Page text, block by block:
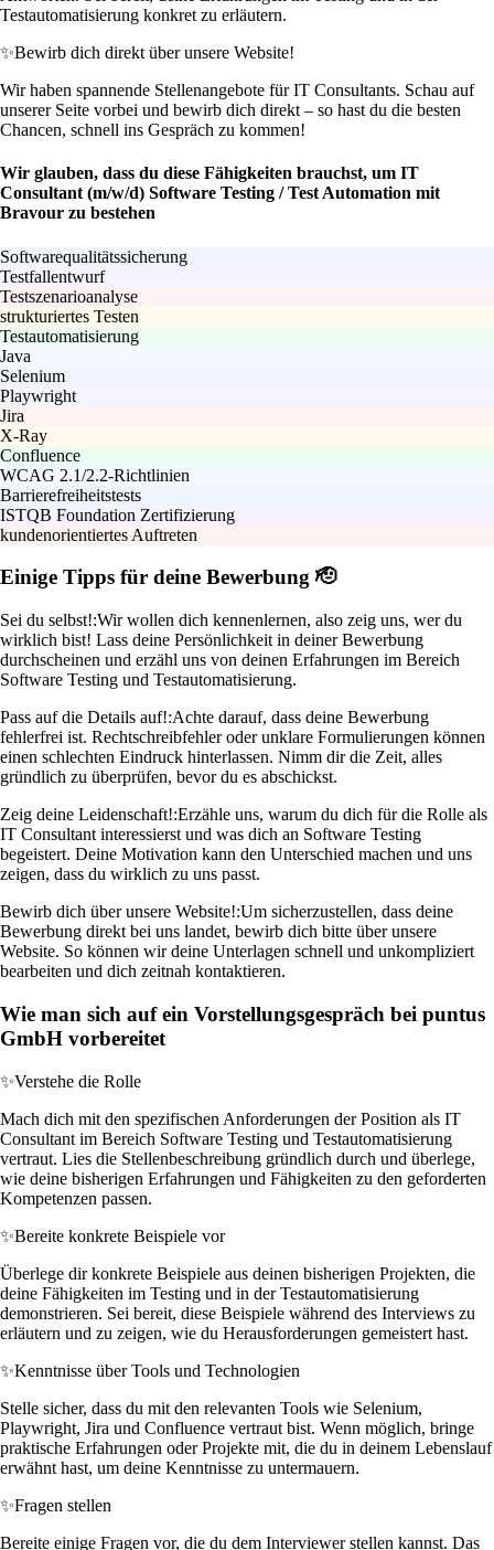
Testautomatisierung konkret zu erläutern.
✨Bewirb dich direkt über unsere Website!
Wir haben spannende Stellenangebote für IT Consultants. Schau auf
unserer Seite vorbei und bewirb dich direkt – so hast du die besten
Chancen, schnell ins Gespräch zu kommen!
Wir glauben, dass du diese Fähigkeiten brauchst, um IT
Consultant (m/w/d) Software Testing / Test Automation mit
Bravour zu bestehen
Softwarequalitätssicherung
Testfallentwurf
Testszenarioanalyse
strukturiertes Testen
Testautomatisierung
Java
Selenium
Playwright
Jira
X-Ray
Confluence
WCAG 2.1/2.2-Richtlinien
Barrierefreiheitstests
ISTQB Foundation Zertifizierung
kundenorientiertes Auftreten
Einige Tipps für deine Bewerbung 🫡
Sei du selbst!:Wir wollen dich kennenlernen, also zeig uns, wer du
wirklich bist! Lass deine Persönlichkeit in deiner Bewerbung
durchscheinen und erzähl uns von deinen Erfahrungen im Bereich
Software Testing und Testautomatisierung.
Pass auf die Details auf!:Achte darauf, dass deine Bewerbung
fehlerfrei ist. Rechtschreibfehler oder unklare Formulierungen können
einen schlechten Eindruck hinterlassen. Nimm dir die Zeit, alles
gründlich zu überprüfen, bevor du es abschickst.
Zeig deine Leidenschaft!:Erzähle uns, warum du dich für die Rolle als
IT Consultant interessierst und was dich an Software Testing
begeistert. Deine Motivation kann den Unterschied machen und uns
zeigen, dass du wirklich zu uns passt.
Bewirb dich über unsere Website!:Um sicherzustellen, dass deine
Bewerbung direkt bei uns landet, bewirb dich bitte über unsere
Website. So können wir deine Unterlagen schnell und unkompliziert
bearbeiten und dich zeitnah kontaktieren.
Wie man sich auf ein Vorstellungsgespräch bei puntus
GmbH vorbereitet
✨Verstehe die Rolle
Mach dich mit den spezifischen Anforderungen der Position als IT
Consultant im Bereich Software Testing und Testautomatisierung
vertraut. Lies die Stellenbeschreibung gründlich durch und überlege,
wie deine bisherigen Erfahrungen und Fähigkeiten zu den geforderten
Kompetenzen passen.
✨Bereite konkrete Beispiele vor
Überlege dir konkrete Beispiele aus deinen bisherigen Projekten, die
deine Fähigkeiten im Testing und in der Testautomatisierung
demonstrieren. Sei bereit, diese Beispiele während des Interviews zu
erläutern und zu zeigen, wie du Herausforderungen gemeistert hast.
✨Kenntnisse über Tools und Technologien
Stelle sicher, dass du mit den relevanten Tools wie Selenium,
Playwright, Jira und Confluence vertraut bist. Wenn möglich, bringe
praktische Erfahrungen oder Projekte mit, die du in deinem Lebenslauf
erwähnt hast, um deine Kenntnisse zu untermauern.
✨Fragen stellen
Bereite einige Fragen vor, die du dem Interviewer stellen kannst. Das